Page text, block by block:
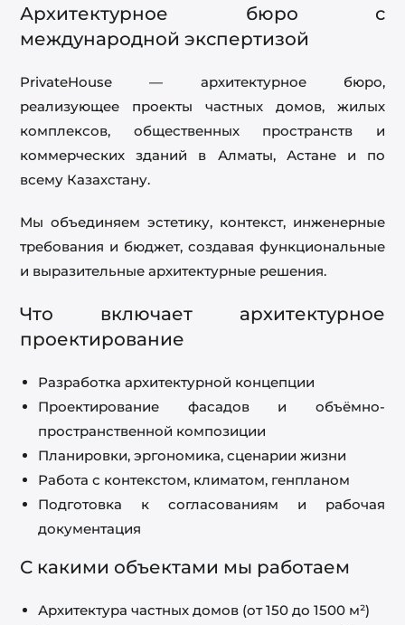
Архитектурное бюро с
международной экспертизой
PrivateHouse — архитектурное бюро,
реализующее проекты частных домов, жилых
комплексов, общественных пространств и
коммерческих зданий в Алматы, Астане и по
всему Казахстану.
Мы объединяем эстетику, контекст, инженерные
требования и бюджет, создавая функциональные
и выразительные архитектурные решения.
Что включает архитектурное
проектирование
Разработка архитектурной концепции
Проектирование фасадов и объёмно-
пространственной композиции
Планировки, эргономика, сценарии жизни
Работа с контекстом, климатом, генпланом
Подготовка к согласованиям и рабочая
документация
С какими объектами мы работаем
Архитектура частных домов (от 150 до 1500 м²)